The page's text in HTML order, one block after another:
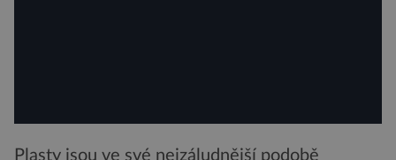
Plasty jsou ve své nejzáludnější podobě